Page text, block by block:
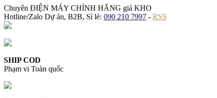
Chuyên ĐIỆN MÁY CHÍNH HÃNG giá KHO
Hotline/Zalo Dự án, B2B, Sỉ lẻ: 090 210 7997 - RSS
SHIP COD
Phạm vi Toàn quốc